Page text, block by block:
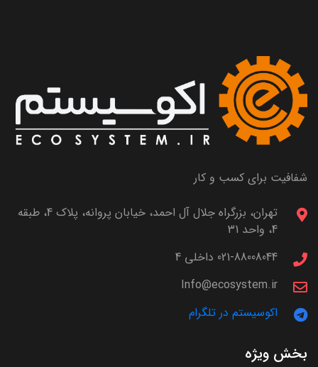
شفافیت برای کسب و کار
تهران، بزرگراه جلال آل احمد، خیابان پروانه، پلاک 4، طبقه
4، واحد 31
021-88008044 داخلی 4
Info@ecosystem.ir
اکوسیستم در تلگرام
بخش ویژه